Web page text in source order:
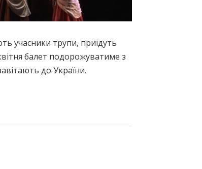
учасники трупи, приїдуть
балет подорожуватиме з
до України.